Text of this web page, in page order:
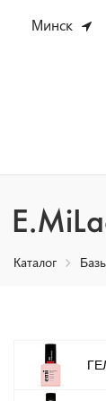
Минск
Каталог